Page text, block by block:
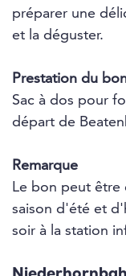
préparer une
et la déguster.
Prestation du
Sac à dos pour
départ de
Remarque
Le bon peut être
saison d'été et
soir à la station